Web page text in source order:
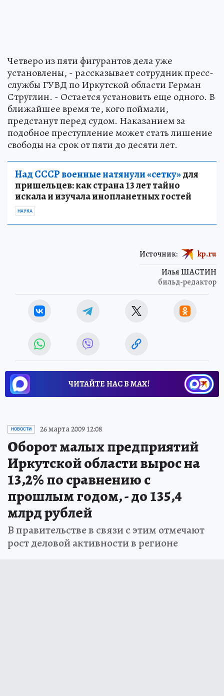
Четверо из пяти фигурантов дела уже
установлены, - рассказывает сотрудник пресс-
службы ГУВД по Иркутской области Герман
Струглин. - Остается установить еще одного. В
ближайшее время те, кого поймали,
предстанут перед судом. Наказанием за
подобное преступление может стать лишение
свободы на срок от пяти до десяти лет.
Над СССР военные натянули «сетку»для
пришельцев: как страна 13 лет тайно
искала и изучала инопланетных гостей
НАУКА
Илья ШАСТИН
бильд-редактор
Источник: kp.ru
ЧИТАЙТЕ НАС В МАХ!
НОВОСТИ 26 марта 2009 12:08
Оборот малых предприятий
Иркутской области вырос на
13,2% по сравнению с
прошлым годом, - до 135,4
млрд рублей
В правительстве в связи с этим отмечают
рост деловой активности в регионе